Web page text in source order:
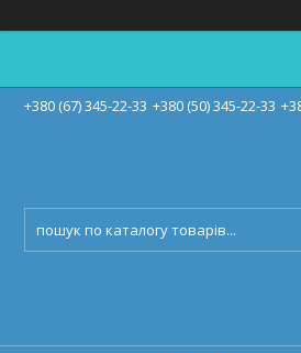
+380 (67) 345-22-33 +380 (50) 345-22-33